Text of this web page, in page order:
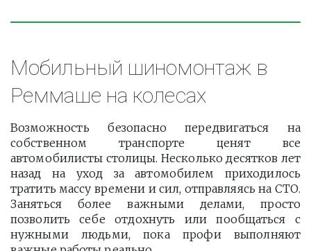
Мобильный шиномонтаж в
Реммаше на колесах
Возможность безопасно передвигаться на
собственном транспорте ценят все
автомобилисты столицы. Несколько десятков лет
назад на уход за автомобилем приходилось
тратить массу времени и сил, отправляясь на СТО.
Заняться более важными делами, просто
позволить себе отдохнуть или пообщаться с
нужными людьми, пока профи выполняют